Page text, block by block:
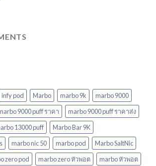
บ
รี่
ม
ม่
สุด
ปี
infy pod Marbo marbo 9k
marbo 9000
9000 puff ราคา
marbo 9000 puff ราคาส่ง
13000 puff
Marbo Bar 9K
marbo nic 50 marbo pod
Marbo SaltNic
zero pod marbo zero หัวพอต
marbo หัวพอต